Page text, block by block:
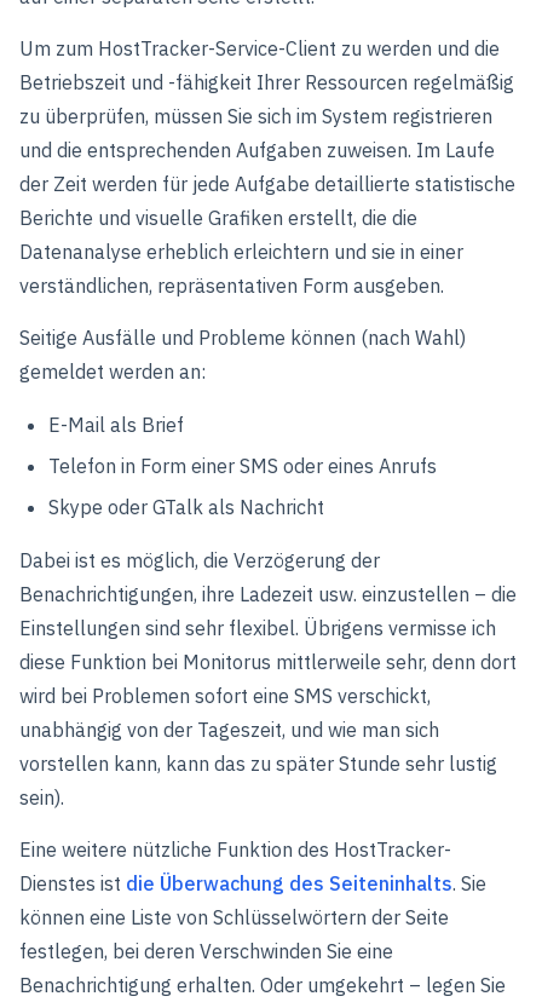
Um zum HostTracker-Service-Client zu werden und die
Betriebszeit und -fähigkeit Ihrer Ressourcen regelmäßig
zu überprüfen, müssen Sie sich im System registrieren
und die entsprechenden Aufgaben zuweisen. Im Laufe
der Zeit werden für jede Aufgabe detaillierte statistische
Berichte und visuelle Grafiken erstellt, die die
Datenanalyse erheblich erleichtern und sie in einer
verständlichen, repräsentativen Form ausgeben.
Seitige Ausfälle und Probleme können (nach Wahl)
gemeldet werden an:
E-Mail als Brief
Telefon in Form einer SMS oder eines Anrufs
Skype oder GTalk als Nachricht
Dabei ist es möglich, die Verzögerung der
Benachrichtigungen, ihre Ladezeit usw. einzustellen – die
Einstellungen sind sehr flexibel. Übrigens vermisse ich
diese Funktion bei Monitorus mittlerweile sehr, denn dort
wird bei Problemen sofort eine SMS verschickt,
unabhängig von der Tageszeit, und wie man sich
vorstellen kann, kann das zu später Stunde sehr lustig
sein).
Eine weitere nützliche Funktion des HostTracker-
Dienstes ist die Überwachung des Seiteninhalts. Sie
können eine Liste von Schlüsselwörtern der Seite
festlegen, bei deren Verschwinden Sie eine
Benachrichtigung erhalten. Oder umgekehrt – legen Sie